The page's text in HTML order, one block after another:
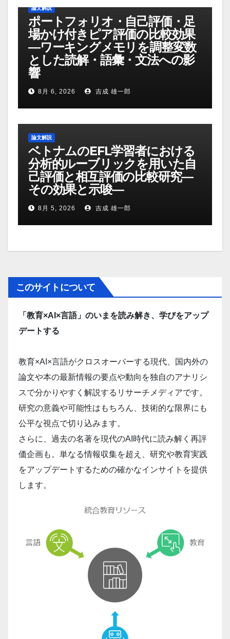
論文解説
ポートフォリオ・自己評価・足
場かけ付きピア評価の比較効果
―ワーキングメモリを調整変数
とした読解・語彙・文法への影
響
8月 6, 2026 吉成 雄一郎
論文解説
ベトナムのEFL学習者における
分析的ルーブリックを用いた自
己評価と相互評価の比較研究―
その効果と示唆―
8月 5, 2026 吉成 雄一郎
このサイトについて
「教育×AI×言語」のいまを読み解き、学びをアップ
デートする
教育×AI×言語がクロスオーバーする現代、国内外の
論文や本の最新情報の要点や動向を独自のアナリシ
スで分かりやすく解説するリサーチメディアです。
研究の意義や可能性はもちろん、技術的な限界にも
公平な視点で切り込みます。
さらに、過去の名著を現代のAI時代に読み解く再評
価企画も。単なる情報収集を超え、研究や教育実践
をアップデートするための確かなインサイトを提供
します。